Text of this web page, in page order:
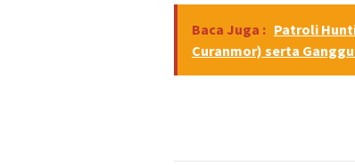
Baca Juga : Patroli
Curanmor) serta